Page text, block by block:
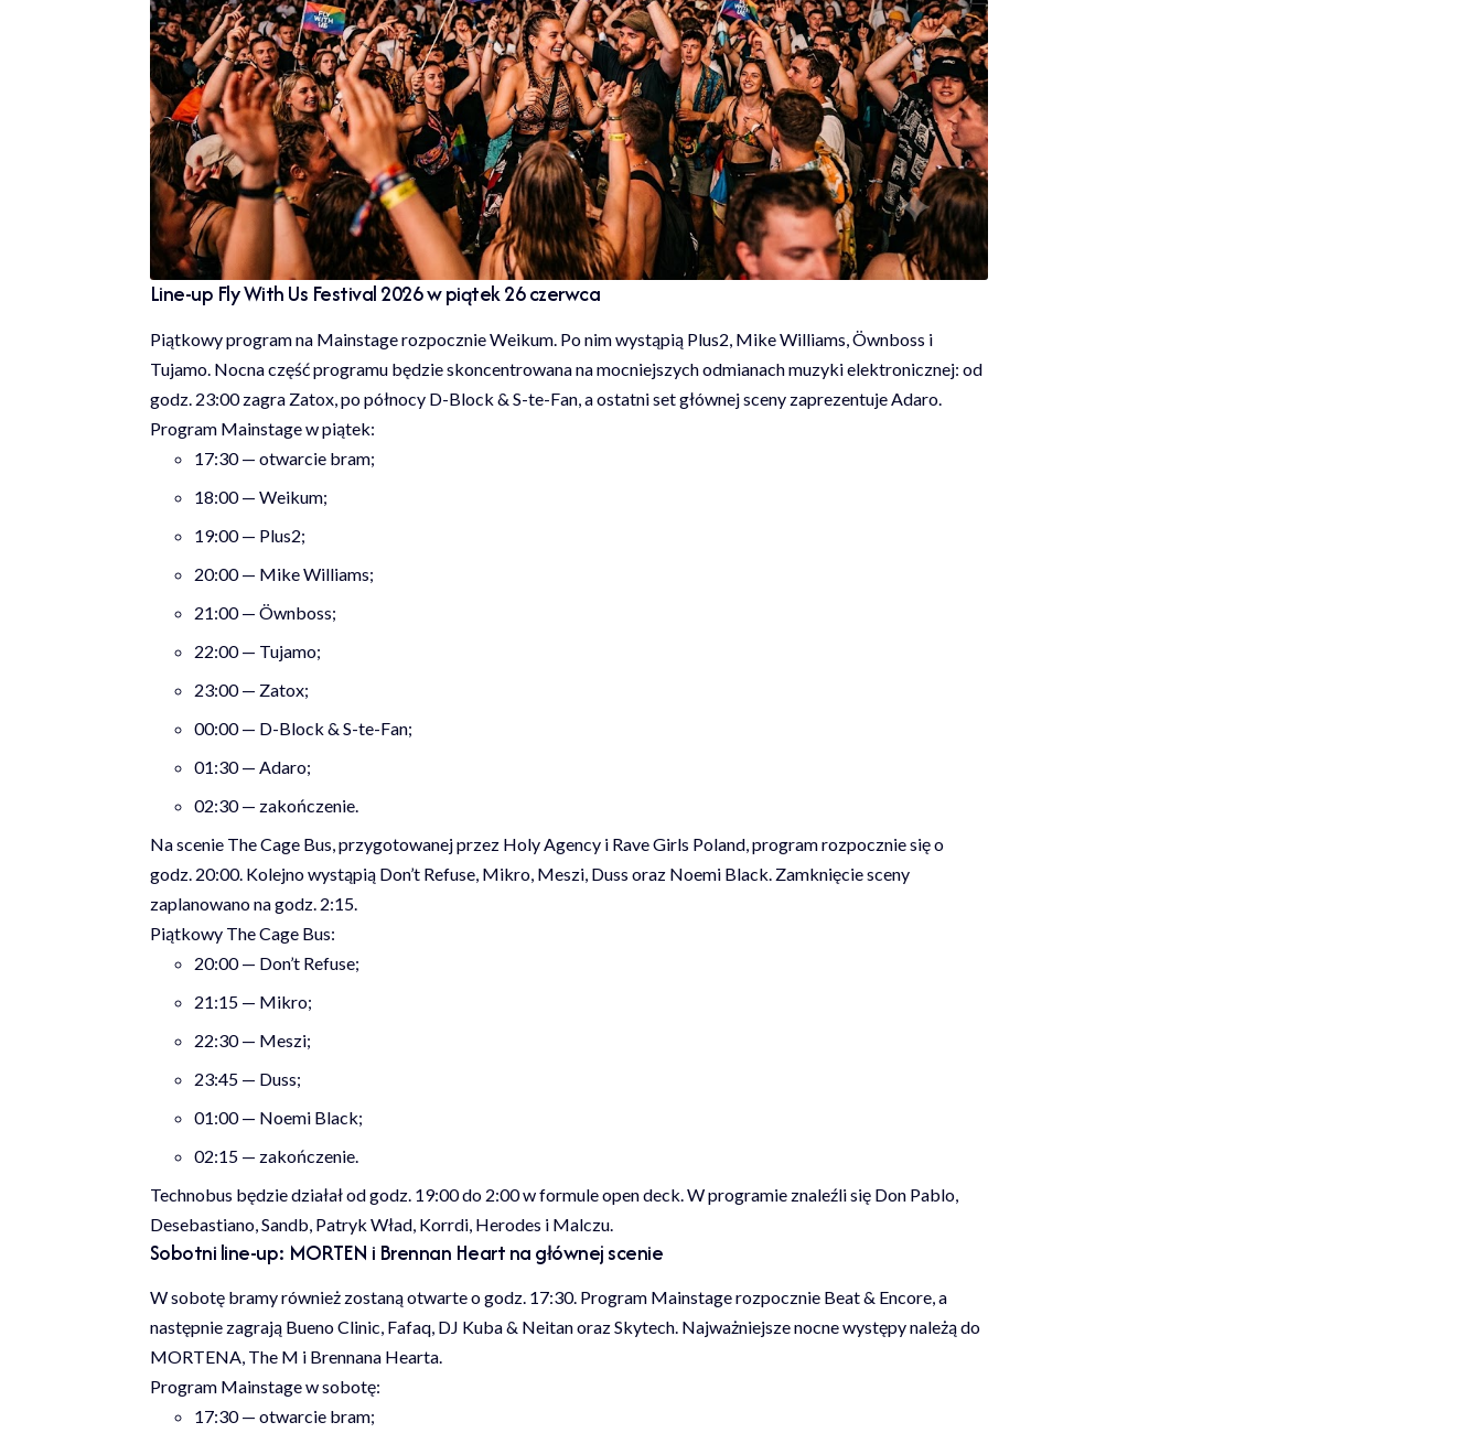
Line-up Fly With Us Festival 2026 w piątek 26 czerwca
Piątkowy program na Mainstage rozpocznie Weikum. Po nim wystąpią Plus2, Mike Williams, Öwnboss i
Tujamo. Nocna część programu będzie skoncentrowana na mocniejszych odmianach muzyki elektronicznej: od
godz. 23:00 zagra Zatox, po północy D-Block & S-te-Fan, a ostatni set głównej sceny zaprezentuje Adaro.
Program Mainstage w piątek:
17:30 — otwarcie bram;
18:00 — Weikum;
19:00 — Plus2;
20:00 — Mike Williams;
21:00 — Öwnboss;
22:00 — Tujamo;
23:00 — Zatox;
00:00 — D-Block & S-te-Fan;
01:30 — Adaro;
02:30 — zakończenie.
Na scenie The Cage Bus, przygotowanej przez Holy Agency i Rave Girls Poland, program rozpocznie się o
godz. 20:00. Kolejno wystąpią Don’t Refuse, Mikro, Meszi, Duss oraz Noemi Black. Zamknięcie sceny
zaplanowano na godz. 2:15.
Piątkowy The Cage Bus:
20:00 — Don’t Refuse;
21:15 — Mikro;
22:30 — Meszi;
23:45 — Duss;
01:00 — Noemi Black;
02:15 — zakończenie.
Technobus będzie działał od godz. 19:00 do 2:00 w formule open deck. W programie znaleźli się Don Pablo,
Desebastiano, Sandb, Patryk Wład, Korrdi, Herodes i Malczu.
Sobotni line-up: MORTEN i Brennan Heart na głównej scenie
W sobotę bramy również zostaną otwarte o godz. 17:30. Program Mainstage rozpocznie Beat & Encore, a
następnie zagrają Bueno Clinic, Fafaq, DJ Kuba & Neitan oraz Skytech. Najważniejsze nocne występy należą do
MORTENA, The M i Brennana Hearta.
Program Mainstage w sobotę:
17:30 — otwarcie bram;